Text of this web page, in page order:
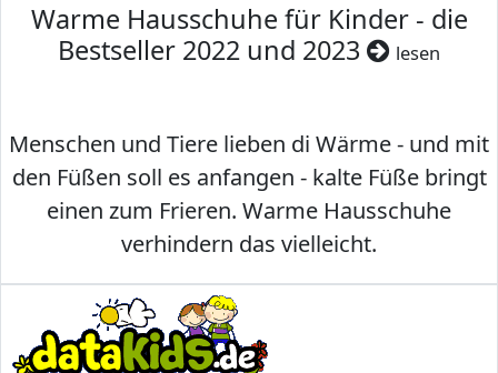
Warme Hausschuhe für Kinder - die
Bestseller 2022 und 2023
lesen
Menschen und Tiere lieben di Wärme - und mit
den Füßen soll es anfangen - kalte Füße bringt
einen zum Frieren. Warme Hausschuhe
verhindern das vielleicht.